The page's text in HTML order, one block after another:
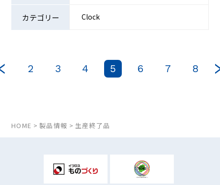
Clock
2 3 4 5 6 7 8
HOME 製品情報 生産終了品